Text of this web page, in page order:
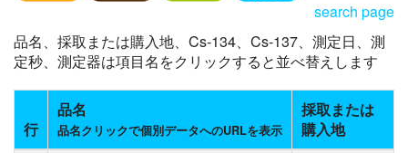
search page
品名、採取または購入地、Cs-134、Cs-137、測定日、測
定秒、測定器は項目名をクリックすると並べ替えします
行
品名
品名クリックで個別データへのURLを表示
採取または
購入地